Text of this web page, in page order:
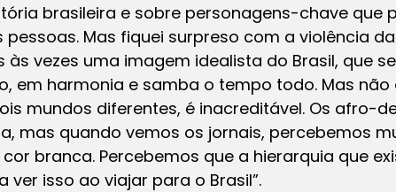
brasileira e sobre personagens-chave que
Mas fiquei surpreso com a violência
às vezes uma imagem idealista do Brasil, que
em harmonia e samba o tempo todo. Mas não
mundos diferentes, é inacreditável. Os afro-
mas quando vemos os jornais, percebemos
branca. Percebemos que a hierarquia que
ver isso ao viajar para o Brasil”.